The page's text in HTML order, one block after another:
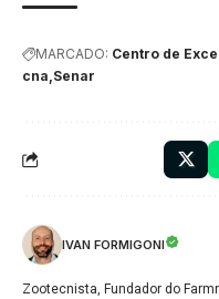
MARCADO: Centro de
cna Senar
IVAN FORMIGONI
Zootecnista, Fundador do